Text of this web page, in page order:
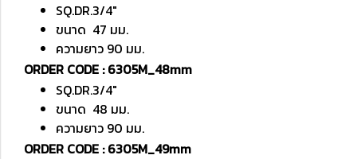
SQ.DR.3/4"
ขนาด 47 มม.
ความยาว 90 มม.
ORDER CODE : 6305M_48mm
SQ.DR.3/4"
ขนาด 48 มม.
ความยาว 90 มม.
ORDER CODE : 6305M_49mm